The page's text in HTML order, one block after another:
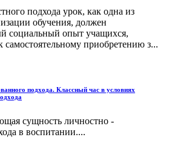
подхода урок, как одна из
обучения, должен
социальный опыт учащихся,
самостоятельному приобретению з...
подхода. Классный час в условиях
сущность личностно -
в воспитании....